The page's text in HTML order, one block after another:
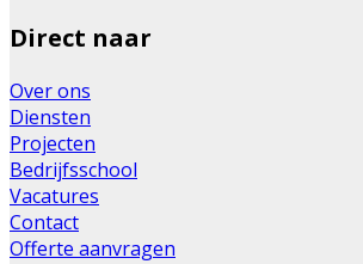
Direct naar
Over ons
Diensten
Projecten
Bedrijfsschool
Vacatures
Contact
Offerte aanvragen